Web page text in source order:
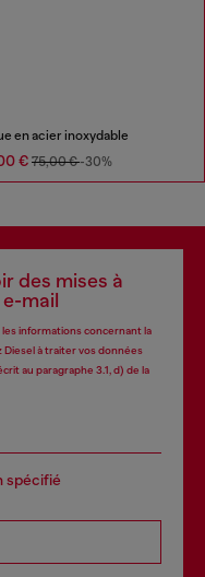
en acier inoxydable
€ 75,00 €-30%
des mises à
mail
informations concernant la
à traiter vos données
au paragraphe 3.1, d) de la
spécifié